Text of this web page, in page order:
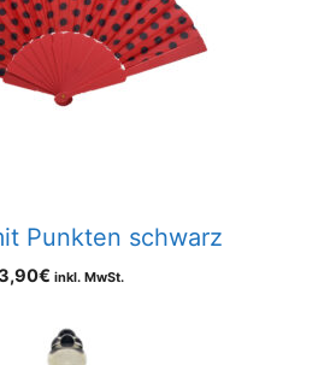
Punkten schwarz
€ inkl. MwSt.